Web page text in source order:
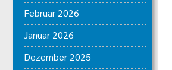
Februar 2026
Januar 2026
Dezember 2025